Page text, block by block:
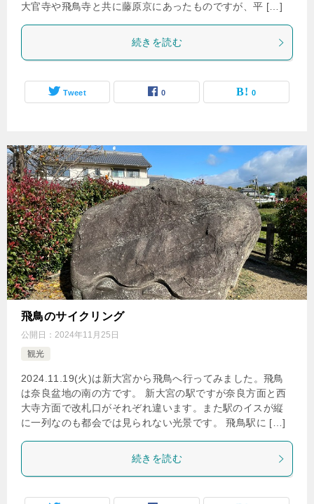
大官寺や飛鳥寺と共に藤原京にあったものですが、平 […]
続きを読む
Tweet 0 0
飛鳥のサイクリング
公開日： 2024年11月25日
観光
2024.11.19(火)は新大宮から飛鳥へ行ってみました。飛鳥
は奈良盆地の南の方です。 新大宮の駅ですが奈良方面と西
大寺方面で改札口がそれぞれ違います。また駅のイスが縦
に一列なのも都会では見られない光景です。 飛鳥駅に […]
続きを読む